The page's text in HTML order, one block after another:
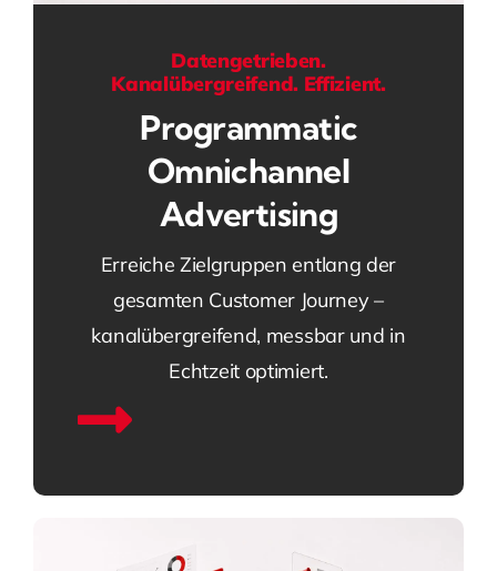
Datengetrieben.
Kanalübergreifend. Effizient.
Programmatic
Omnichannel
Advertising
Erreiche Zielgruppen entlang der
gesamten Customer Journey –
kanalübergreifend, messbar und in
Echtzeit optimiert.